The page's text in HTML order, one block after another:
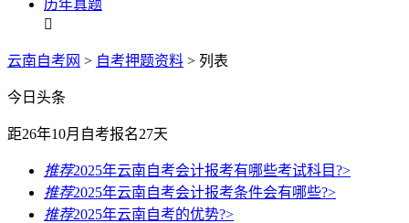
历年真题

云南自考网 > 自考押题资料 > 列表
今日头条
距26年10月自考报名27天
推荐2025年云南自考会计报考有哪些考试科目?>
推荐2025年云南自考会计报考条件会有哪些?>
推荐2025年云南自考的优势?>